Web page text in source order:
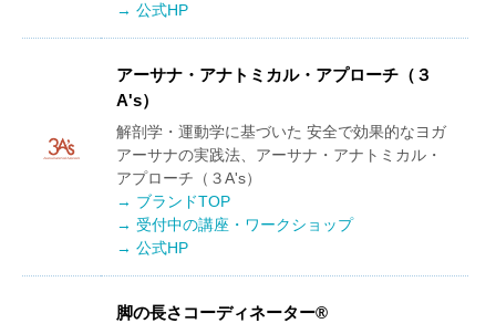
→ 公式HP
アーサナ・アナトミカル・アプローチ（３
A's）
解剖学・運動学に基づいた 安全で効果的なヨガ
アーサナの実践法、アーサナ・アナトミカル・
アプローチ（３A's）
→ ブランドTOP
→ 受付中の講座・ワークショップ
→ 公式HP
脚の長さコーディネーター®